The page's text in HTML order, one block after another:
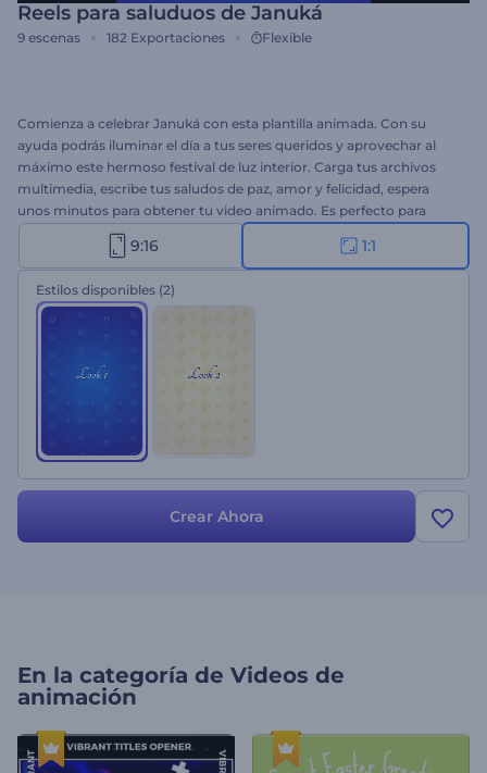
Reels para saluduos de Januká
9 escenas 182 Exportaciones Flexible
Comienza a celebrar Januká con esta plantilla animada. Con su
ayuda podrás iluminar el día a tus seres queridos y aprovechar al
máximo este hermoso festival de luz interior. Carga tus archivos
multimedia, escribe tus saludos de paz, amor y felicidad, espera
unos minutos para obtener tu video animado. Es perfecto para
saludar a familiares, clientes, invitaciones a celebraciones y mucho
más. ¡Pruébalo ahora!
9:16 1:1
Estilos disponibles (2)
Crear Ahora
En la categoría de Videos de
animación